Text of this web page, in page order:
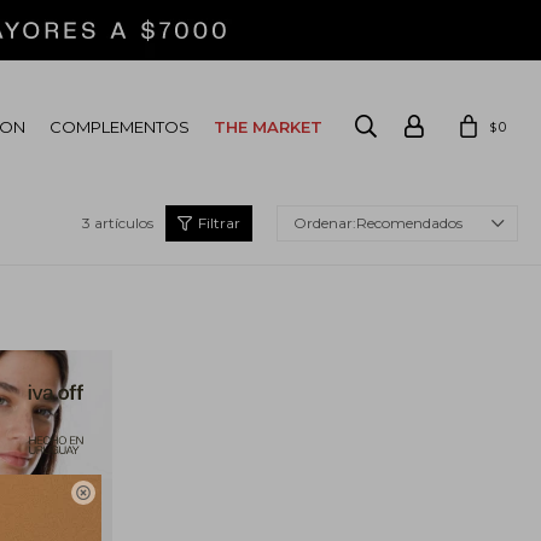

COMPLEMENTOS THE MARKET $0
3 artículos Recomendados